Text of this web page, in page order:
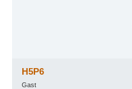
H5P6
Gast